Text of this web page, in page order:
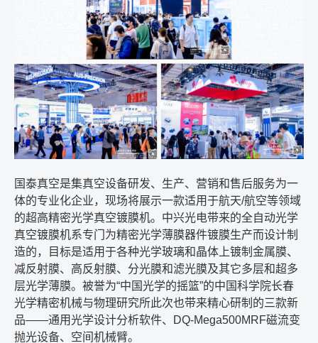
国泰真空是集真空设备研发、生产、营销和售后服务为一
体的专业化企业，现场将展示一款适用于航天/航空等领域
的超高精密光学真空镀膜机。中兴光电带来的全自动光学
真空镀膜机系专门为精密光学薄膜器件镀膜生产而设计制
造的，目标是适用于各种光学玻璃和晶体上镀制金属膜、
减反射膜、高反射膜、分光膜和滤光膜及其它多层和超多
层光学薄膜。被誉为“中国光学的摇篮”的中国科学院长春
光学精密机械与物理研究所此次也带来精心研制的三款新
品——通用光学设计分析软件、 DQ-Mega500MRF磁流变
抛光设备、空间机械臂。